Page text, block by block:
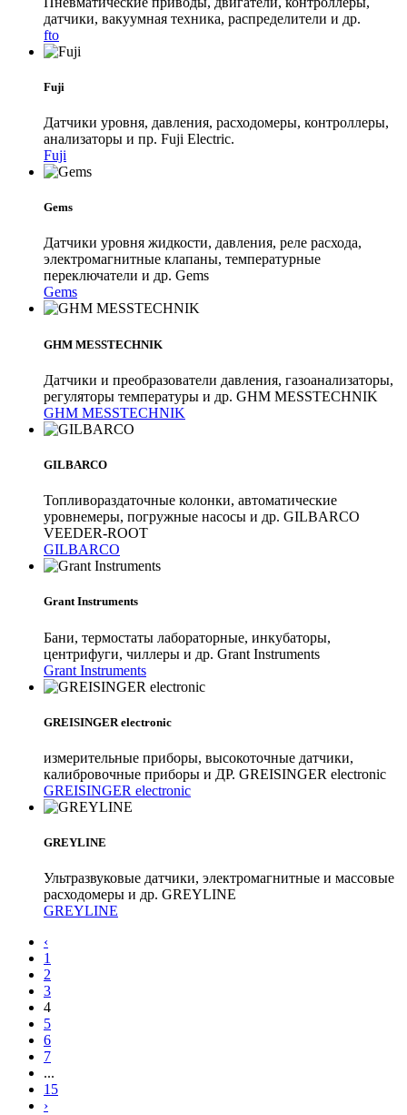
датчики, вакуумная техника, распределители и др.
fto
Fuji
Датчики уровня, давления, расходомеры, контроллеры,
анализаторы и пр. Fuji Electric.
Fuji
Gems
Датчики уровня жидкости, давления, реле расхода,
электромагнитные клапаны, температурные
переключатели и др. Gems
Gems
GHM MESSTECHNIK
Датчики и преобразователи давления, газоанализаторы,
регуляторы температуры и др. GHM MESSTECHNIK
GHM MESSTECHNIK
GILBARCO
Топливораздаточные колонки, автоматические
уровнемеры, погружные насосы и др. GILBARCO
VEEDER-ROOT
GILBARCO
Grant Instruments
Бани, термостаты лабораторные, инкубаторы,
центрифуги, чиллеры и др. Grant Instruments
Grant Instruments
GREISINGER electronic
измерительные приборы, высокоточные датчики,
калибровочные приборы и ДР. GREISINGER electronic
GREISINGER electronic
GREYLINE
Ультразвуковые датчики, электромагнитные и массовые
расходомеры и др. GREYLINE
GREYLINE
‹
1
2
3
4
5
6
7
...
15
›